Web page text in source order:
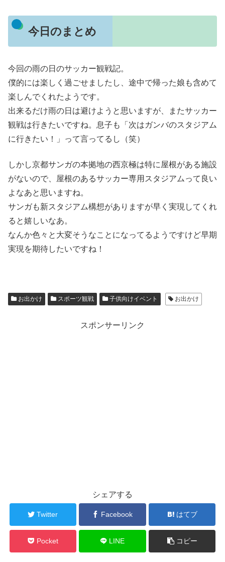
今日のまとめ
今回の雨の日のサッカー観戦記。
僕的には楽しく過ごせましたし、途中で帰った娘も含めて
楽しんでくれたようです。
出来るだけ雨の日は避けようと思いますが、またサッカー
観戦は行きたいですね。息子も「次はガンバのスタジアム
に行きたい！」って言ってるし（笑）
しかし京都サンガの本拠地の西京極は特に屋根がある施設
がないので、屋根のあるサッカー専用スタジアムって良い
よなあと思いますね。
サンガも新スタジアム構想がありますが早く実現してくれ
ると嬉しいなあ。
なんか色々と大変そうなことになってるようですけど早期
実現を期待したいですね！
お出かけ スポーツ観戦 子供向けイベント お出かけ
スポンサーリンク
シェアする
Twitter Facebook はてブ
Pocket LINE コピー